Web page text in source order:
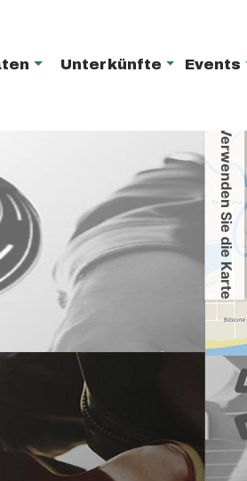
Unterkünfte Events
Verwenden Sie die Karte